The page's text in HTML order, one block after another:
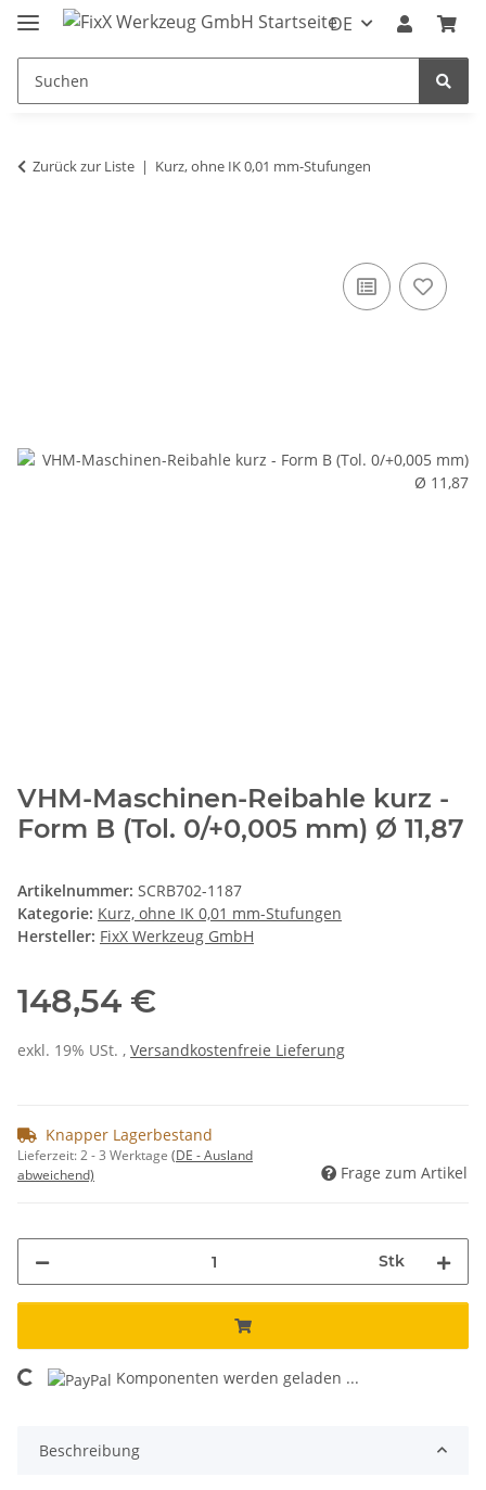
DE
Zurück zur Liste Kurz, ohne IK 0,01 mm-Stufungen
VHM-Maschinen-Reibahle kurz -
Form B (Tol. 0/+0,005 mm) Ø 11,87
Artikelnummer: SCRB702-1187
Kategorie: Kurz, ohne IK 0,01 mm-Stufungen
Hersteller: FixX Werkzeug GmbH
148,54 €
exkl. 19% USt. , Versandkostenfreie Lieferung
Knapper Lagerbestand
Lieferzeit:2 - 3 Werktage (DE - Ausland
abweichend)
Frage zum Artikel
Stk
Loading... Komponenten werden geladen ...
Beschreibung